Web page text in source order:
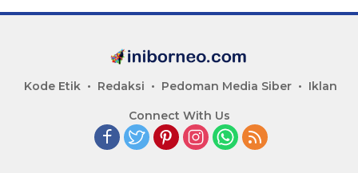
Kode Etik Redaksi Pedoman Media Siber Iklan
Connect With Us